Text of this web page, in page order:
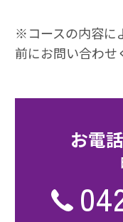
※コースの内容に
前にお問い合わせ
お電